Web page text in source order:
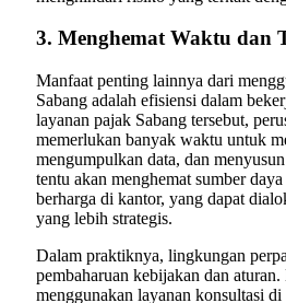
3. Menghemat Waktu dan
Manfaat penting lainnya dari
Sabang adalah efisiensi dalam
layanan pajak Sabang tersebut,
memerlukan banyak waktu untuk
mengumpulkan data, dan
tentu akan menghemat sumber
berharga di kantor, yang dapat
yang lebih strategis.
Dalam praktiknya, lingkungan
pembaharuan kebijakan dan
menggunakan layanan konsultasi di